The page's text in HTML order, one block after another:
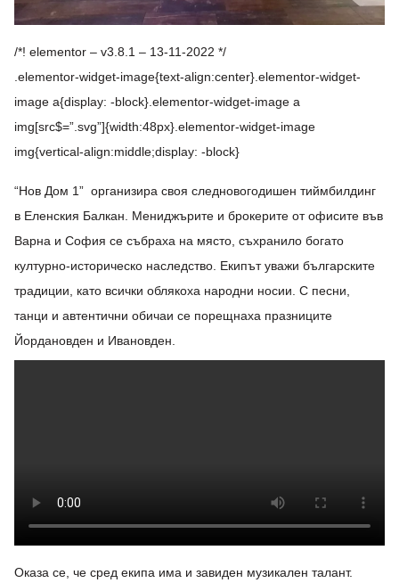
/*! elementor – v3.8.1 – 13-11-2022 */
.elementor-widget-image{text-align:center}.elementor-widget-
image a{display: -block}.elementor-widget-image a
img[src$=”.svg”]{width:48px}.elementor-widget-image
img{vertical-align:middle;display: -block}
“Нов Дом 1” организира своя следновогодишен тиймбилдинг
в Еленския Балкан. Мениджърите и брокерите от офисите във
Варна и София се събраха на място, съхранило богато
културно-историческо наследство. Екипът уважи българските
традиции, като всички облякоха народни носии. С песни,
танци и автентични обичаи се порещнаха празниците
Йордановден и Ивановден.
Оказа се, че сред екипа има и завиден музикален талант.